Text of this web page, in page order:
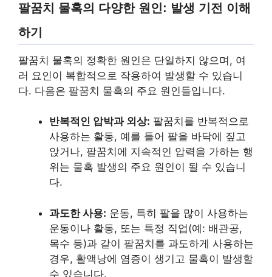
팔꿈치 물혹의 다양한 원인: 발생 기전 이해
하기
팔꿈치 물혹의 정확한 원인은 단일하지 않으며, 여
러 요인이 복합적으로 작용하여 발생할 수 있습니
다. 다음은 팔꿈치 물혹의 주요 원인들입니다.
반복적인 압박과 외상: 팔꿈치를 반복적으로
사용하는 활동, 예를 들어 팔을 바닥에 짚고
앉거나, 팔꿈치에 지속적인 압력을 가하는 행
위는 물혹 발생의 주요 원인이 될 수 있습니
다.
과도한 사용: 운동, 특히 팔을 많이 사용하는
운동이나 활동, 또는 특정 직업(예: 배관공,
목수 등)과 같이 팔꿈치를 과도하게 사용하는
경우, 활액낭에 염증이 생기고 물혹이 발생할
수 있습니다.